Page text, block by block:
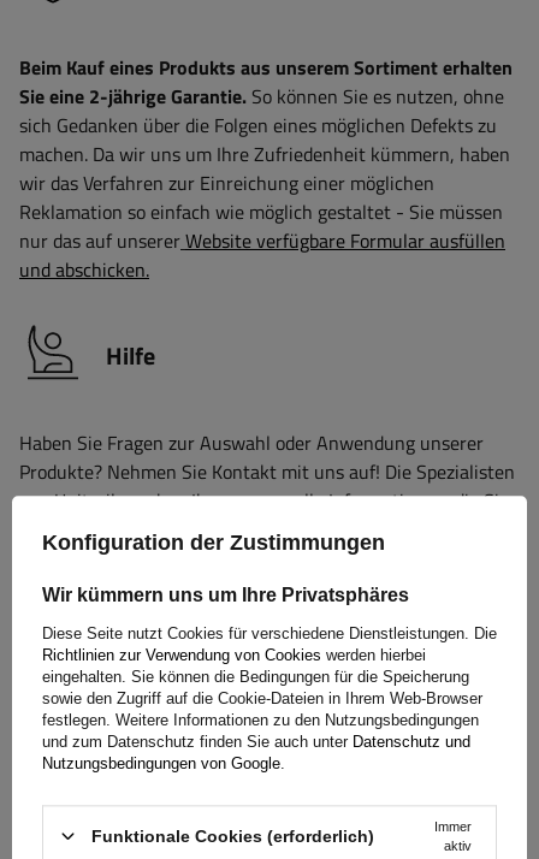
Beim Kauf eines Produkts aus unserem Sortiment erhalten
Sie eine 2-jährige Garantie. So können Sie es nutzen, ohne
sich Gedanken über die Folgen eines möglichen Defekts zu
machen. Da wir uns um Ihre Zufriedenheit kümmern, haben
wir das Verfahren zur Einreichung einer möglichen
Reklamation so einfach wie möglich gestaltet - Sie müssen
nur das auf unsererWebsite verfügbare Formular ausfüllen
und abschicken.
Hilfe
Haben Sie Fragen zur Auswahl oder Anwendung unserer
Produkte? Nehmen Sie Kontakt mit uns auf! Die Spezialisten
von Unitrailer geben Ihnen gerne alle Informationen, die Sie
benötigen.
+49 32213249035 unitrailer@unitrailer.de
Spezifikation
Lieferung
Konfiguration der Zustimmungen
Wir kümmern uns um Ihre Privatsphäres
Diese Seite nutzt Cookies für verschiedene Dienstleistungen. Die
Richtlinien zur Verwendung von Cookies werden hierbei
eingehalten. Sie können die Bedingungen für die Speicherung
sowie den Zugriff auf die Cookie-Dateien in Ihrem Web-Browser
festlegen. Weitere Informationen zu den Nutzungsbedingungen
und zum Datenschutz finden Sie auch unter Datenschutz und
Nutzungsbedingungen von Google
Funktionale Cookies (erforderlich)
Immer
aktiv